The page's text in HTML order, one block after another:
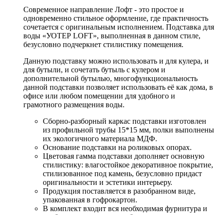
Современное направление Лофт - это простое и
одновременно стильное оформление, где практичность
сочетается с оригинальным исполнением. Подставка для
воды «УОТЕР LOFT», выполненная в данном стиле,
безусловно подчеркнет стилистику помещения.
Данную подставку можно использовать и для кулера, и
для бутыли, и сочетать бутыль с кулером и
дополнительной бутылью, многофункциональность
данной подставки позволяет использовать её как дома, в
офисе или любом помещении для удобного и
грамотного размещения воды.
Сборно-разборный каркас подставки изготовлен
из профильной трубы 15*15 мм, полки выполнены
их экологичного материала МДФ.
Основание подставки на роликовых опорах.
Цветовая гамма подставки дополняет основную
стилистику: влагостойкое декоративное покрытие,
стилизованное под камень, безусловно придаст
оригинальности и эстетики интерьеру.
Продукция поставляется в разобранном виде,
упакованная в гофрокартон.
В комплект входит вся необходимая фурнитура и